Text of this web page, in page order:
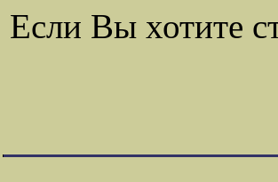
Если Вы хотите